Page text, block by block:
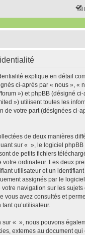
explique en détail
ci-après par « nous », «
») et phpBB (désigné
») utilisent toutes les
de votre part (désignées ci-
de deux manières
sur « », le logiciel
de petits fichiers
votre ordinateur. Les deux
utilisateur et un
assignés par le
navigation sur les
vous avez consultés et
qu’utilisateur.
sur « », nous pouvons
externes au document